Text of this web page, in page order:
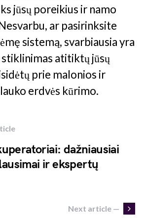
jūsų poreikius ir namo
ar pasirinksite
sistemą, svarbiausia yra
atitiktų jūsų
prie malonios ir
erdvės kūrimo.
dažniausiai
ir ekspertų
Next article —